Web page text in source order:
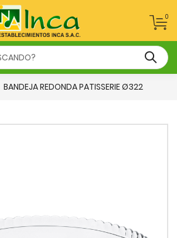
0
BANDEJA REDONDA PATISSERIE Ø322